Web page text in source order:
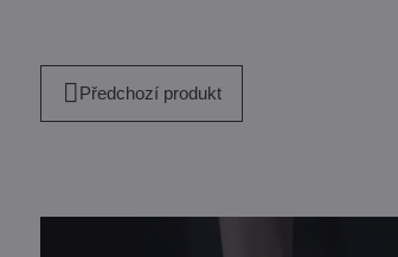
Předchozí produkt